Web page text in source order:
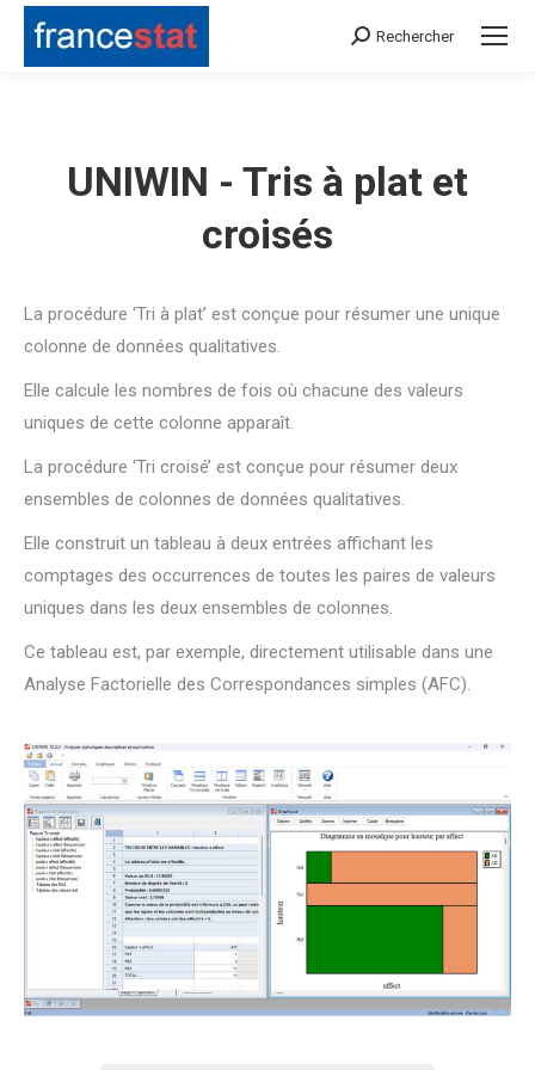
Search:
Rechercher
UNIWIN - Tris à plat et
croisés
La procédure ‘Tri à plat’ est conçue pour résumer une unique
colonne de données qualitatives.
Elle calcule les nombres de fois où chacune des valeurs
uniques de cette colonne apparaît.
La procédure ‘Tri croisé’ est conçue pour résumer deux
ensembles de colonnes de données qualitatives.
Elle construit un tableau à deux entrées affichant les
comptages des occurrences de toutes les paires de valeurs
uniques dans les deux ensembles de colonnes.
Ce tableau est, par exemple, directement utilisable dans une
Analyse Factorielle des Correspondances simples (AFC).